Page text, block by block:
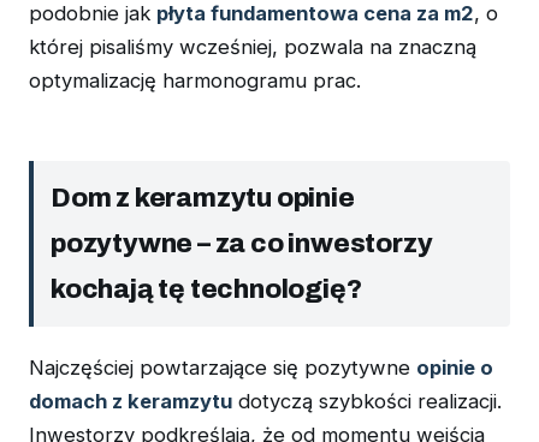
podobnie jak płyta fundamentowa cena za m2, o
której pisaliśmy wcześniej, pozwala na znaczną
optymalizację harmonogramu prac.
Dom z keramzytu opinie
pozytywne – za co inwestorzy
kochają tę technologię?
Najczęściej powtarzające się pozytywne opinie o
domach z keramzytu dotyczą szybkości realizacji.
Inwestorzy podkreślają, że od momentu wejścia